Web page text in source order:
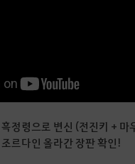
정령으로 변신 (전진키 + 마
르다인 올라간 장판 확인!